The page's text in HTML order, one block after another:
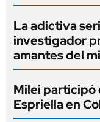
La adictiva
investigador
amantes del
Milei participó
Espriella en